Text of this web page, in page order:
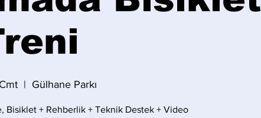
  |
Gülhane Parkı
Bisiklet + Rehberlik + Teknik Destek + Video